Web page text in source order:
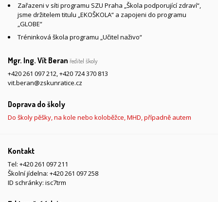
Zařazeni v síti programu SZU Praha „Škola podporující zdraví“,
jsme držitelem titulu „EKOŠKOLA“ a zapojeni do programu
„GLOBE“
Tréninková škola programu „Učitel naživo“
Mgr. Ing. Vít Beran ředitel školy
+420 261 097 212,+420 724 370 813
vit.beran@zskunratice.cz
Doprava do školy
Do školy pěšky, na kole nebo koloběžce, MHD, případně autem
Kontakt
Tel: +420 261 097 211
Školní jídelna: +420 261 097 258
ID schránky: isc7trm